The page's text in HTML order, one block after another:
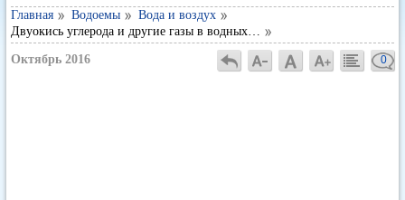
Главная Водоемы
Вода и воздух
Двуокись углерода и другие газы в водных…
Октябрь 2016 0